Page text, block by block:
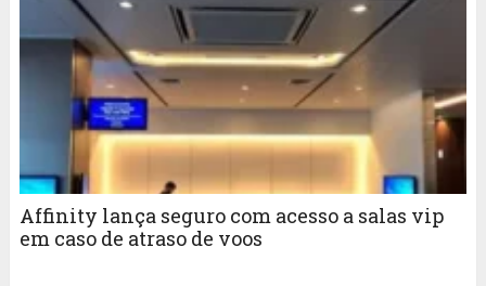
Affinity lança seguro com acesso a salas vip
em caso de atraso de voos